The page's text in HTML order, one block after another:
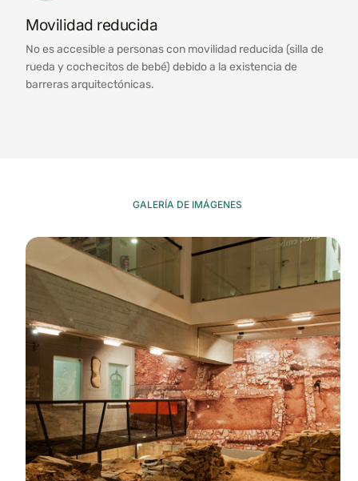
Movilidad reducida
No es accesible a personas con movilidad reducida (silla de
rueda y cochecitos de bebé) debido a la existencia de
barreras arquitectónicas.
GALERÍA DE IMÁGENES